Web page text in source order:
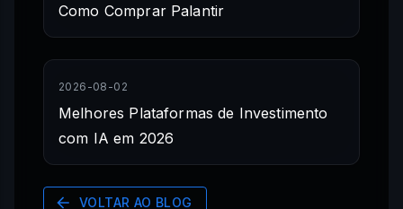
Como Comprar Palantir
2026-08-02
Melhores Plataformas de Investimento
com IA em 2026
VOLTAR AO BLOG